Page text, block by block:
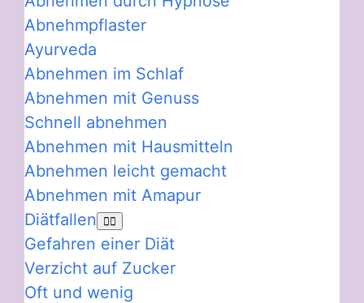
Abnehmpflaster
Ayurveda
Abnehmen im Schlaf
Abnehmen mit Genuss
Schnell abnehmen
Abnehmen mit Hausmitteln
Abnehmen leicht gemacht
Abnehmen mit Amapur
Diätfallen
Gefahren einer Diät
Verzicht auf Zucker
Oft und wenig